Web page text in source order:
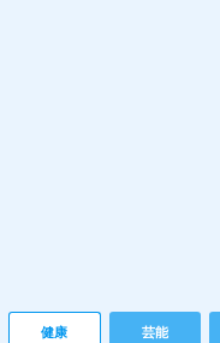
健康 芸能